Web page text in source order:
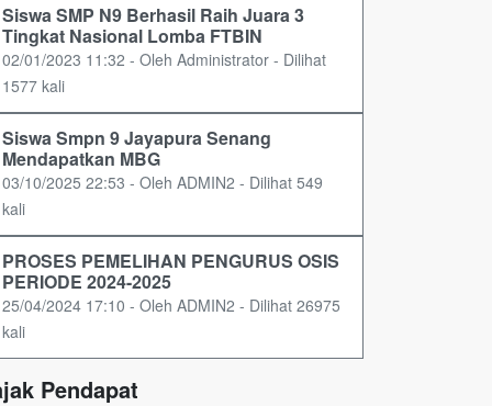
Siswa SMP N9 Berhasil Raih Juara 3
Tingkat Nasional Lomba FTBIN
02/01/2023 11:32 - Oleh Administrator - Dilihat
1577 kali
Siswa Smpn 9 Jayapura Senang
Mendapatkan MBG
03/10/2025 22:53 - Oleh ADMIN2 - Dilihat 549
kali
PROSES PEMELIHAN PENGURUS OSIS
PERIODE 2024-2025
25/04/2024 17:10 - Oleh ADMIN2 - Dilihat 26975
kali
Pendapat